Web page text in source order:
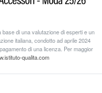
base di una valutazione di esperti e un
italiana, condotto ad aprile 2024
di una licenza. Per maggior
qualita.com